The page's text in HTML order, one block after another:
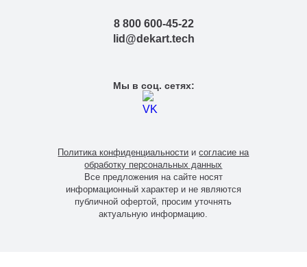
8 800 600-45-22
lid@dekart.tech
Мы в соц. сетях:
Все предложения на сайте носят
информационный характер и не являются
публичной офертой, просим уточнять
актуальную информацию.
Политика конфиденциальности исогласие на
обработку персональных данных